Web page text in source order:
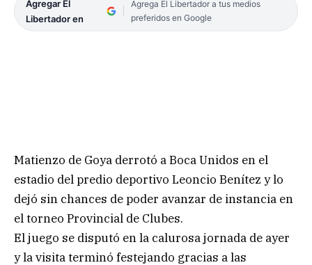
Agregar El
Libertador en
Agrega El Libertador a tus medios
preferidos en Google
Matienzo de Goya derrotó a Boca Unidos en el
estadio del predio deportivo Leoncio Benítez y lo
dejó sin chances de poder avanzar de instancia en
el torneo Provincial de Clubes.
El juego se disputó en la calurosa jornada de ayer
y la visita terminó festejando gracias a las